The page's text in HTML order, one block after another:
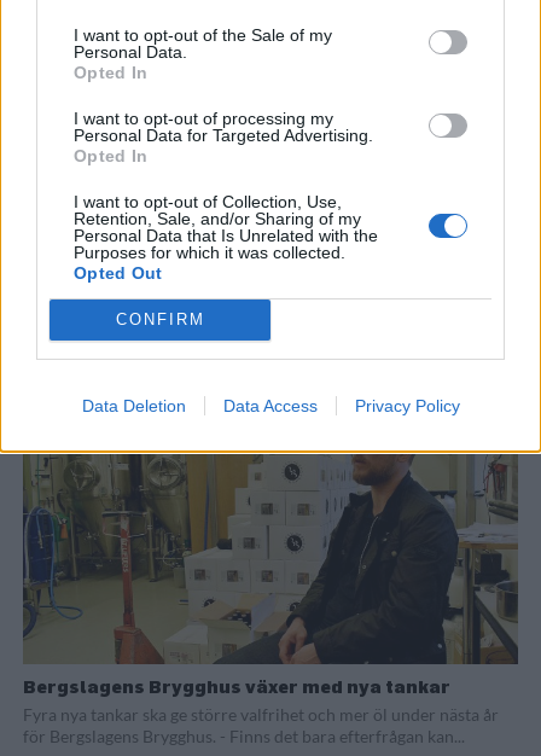
I want to opt-out of the Sale of my
Personal Data.
Opted In
I want to opt-out of processing my
Personal Data for Targeted Advertising.
Opted In
I want to opt-out of Collection, Use,
Retention, Sale, and/or Sharing of my
Personal Data that Is Unrelated with the
Purposes for which it was collected.
Opted Out
CONFIRM
Data Deletion Data Access Privacy Policy
Succé för helgens ölfestival i Falun
Det blev en riktig folkfest för mikrobryggerifestivalen i Falun
genomfördes i helgen. Det var till och med så att det fick hämtas...
Bergslagens Brygghus växer med nya tankar
Fyra nya tankar ska ge större valfrihet och mer öl under nästa år
för Bergslagens Brygghus. - Finns det bara efterfrågan kan...